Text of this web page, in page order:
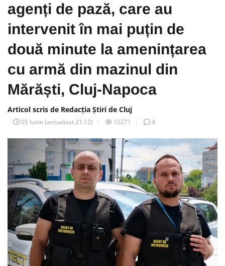
agenți de pază, care au
intervenit în mai puțin de
două minute la amenințarea
cu armă din mazinul din
Mărăști, Cluj-Napoca
Articol scris de Redacția Știri de Cluj
05 Iunie (actualizat21:12) 10271 4